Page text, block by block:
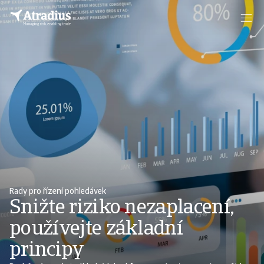
Rady pro řízení pohledávek
Snižte riziko nezaplacení,
používejte základní
principy